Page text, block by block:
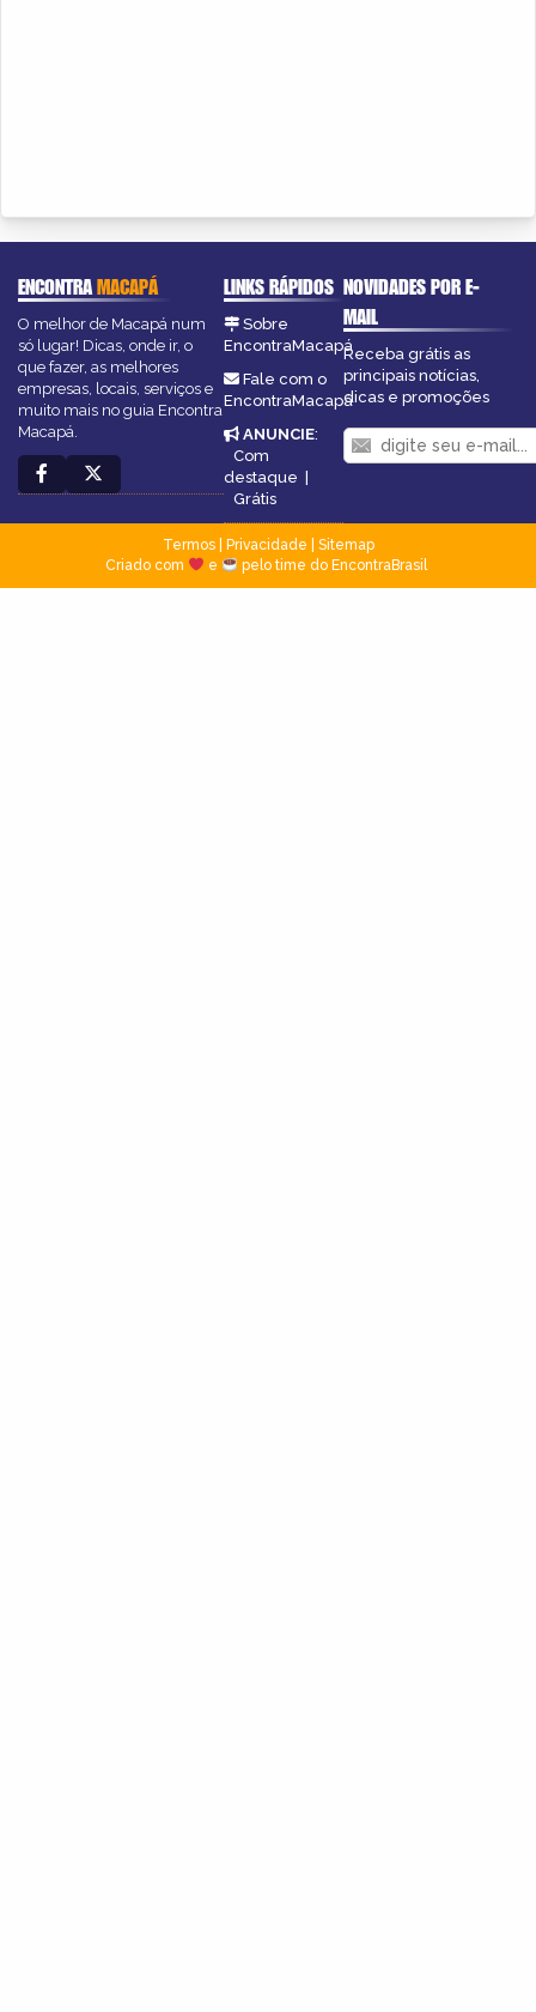
ENCONTRAMACAPÁ
O melhor de Macapá num
só lugar! Dicas, onde ir, o
que fazer, as melhores
empresas, locais, serviços e
muito mais no guia Encontra
Macapá.
LINKS RÁPIDOS
Sobre
EncontraMacapá
Fale com o
EncontraMacapá
ANUNCIE:
Com
destaque |
Grátis
NOVIDADES POR E-
MAIL
Receba grátis as
principais notícias,
dicas e promoções
Termos| Privacidade
Sitemap
Criado com
e pelo time do EncontraBrasil